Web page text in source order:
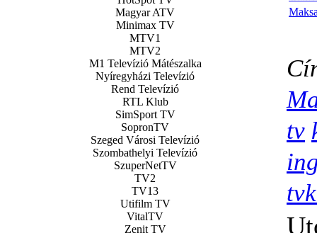
Magyar ATV
Minimax TV
MTV1
MTV2
M1 Televízió Mátészalka
Nyíregyházi Televízió
Rend Televízió
RTL Klub
SimSport TV
SopronTV
Szeged Városi Televízió
Szombathelyi Televízió
SzuperNetTV
TV2
TV13
Utifilm TV
VitalTV
Zenit TV
tv